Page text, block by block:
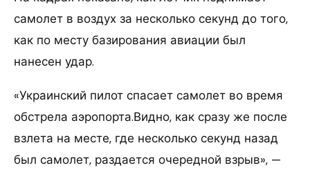
самолет в воздух за несколько секунд до того,
как по месту базирования авиации был
нанесен удар.
«Украинский пилот спасает самолет во время
обстрела аэропорта.Видно, как сразу же после
взлета на месте, где несколько секунд назад
был самолет, раздается очередной взрыв», —